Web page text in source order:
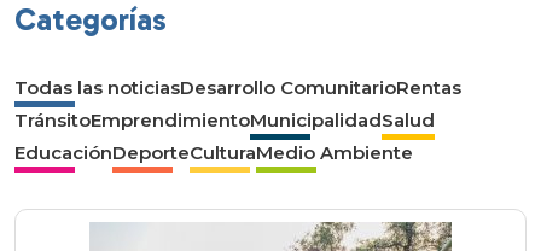
Categorías
Todas las noticiasDesarrollo ComunitarioRentas
TránsitoEmprendimientoMunicipalidadSalud
EducaciónDeporteCulturaMedio Ambiente